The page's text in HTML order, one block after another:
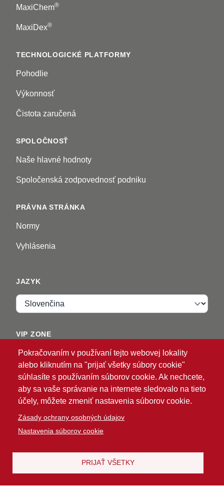
MaxiChem®
MaxiDex®
TECHNOLOGICKÉ PLATFORMY
Pohodlie
Výkonnosť
Čistota zaručená
SPOLOČNOSŤ
Naše hlavné hodnoty
Spoločenská zodpovednosť podniku
PRÁVNA STRÁNKA
Normy
Vyhlásenia
Pokračovaním v používaní tejto webovej lokality
alebo kliknutím na "prijať všetky súbory cookie"
súhlasíte s používaním súborov cookie. Ak nechcete,
aby sa vaše správanie na internete sledovalo na tieto
účely, môžete zmeniť nastavenia súborov cookie.
Zásady ochrany osobných údajov
Nastavenia súborov cookie
PRIJAŤ VŠETKY
JAZYK
Jazyk
VIP ZONE
Prihlásiť sa
© 2026 ATG®Intelligent Glove Solutions. Všetky
Zásady ochrany osobných
Vzdanie sa